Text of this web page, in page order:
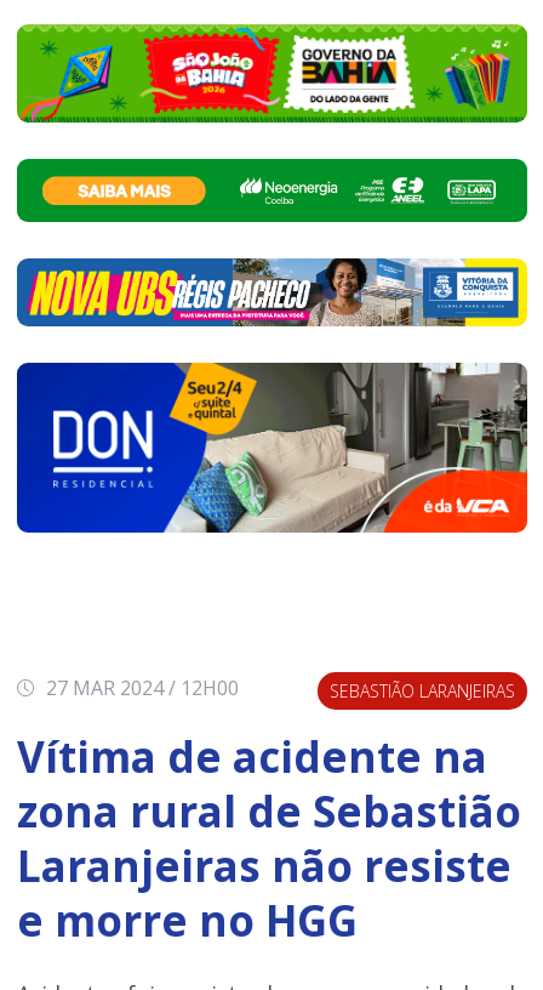
27 MAR 2024 / 12H00 SEBASTIÃO LARANJEIRAS
Vítima de acidente na
zona rural de Sebastião
Laranjeiras não resiste
e morre no HGG